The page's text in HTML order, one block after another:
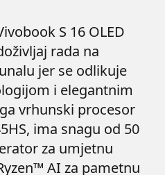
S 16 OLED
rada na
jer se odlikuje
i elegantnim
vrhunski procesor
ima snagu od 50
za umjetnu
AI za pametnu